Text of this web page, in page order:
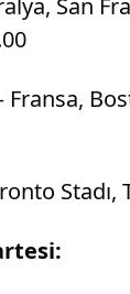
San
Fransa,
Stadı,